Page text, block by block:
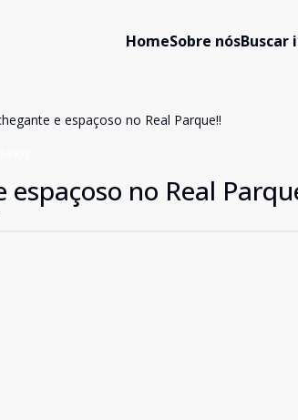
HomeSobre nósBuscar
e espaçoso no Real Parque!!
espaçoso no Real